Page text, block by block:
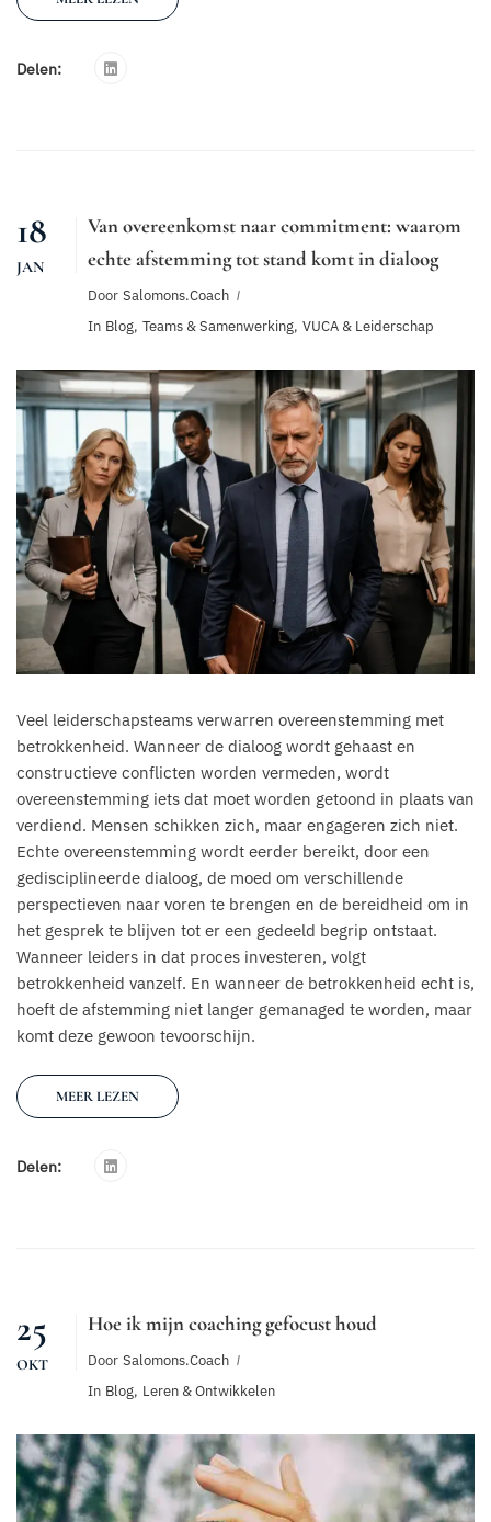
Delen:
18
JAN
Van overeenkomst naar commitment: waarom
echte afstemming tot stand komt in dialoog
Door Salomons.coach
In Blog, Teams & Samenwerking, VUCA & Leiderschap
Veel leiderschapsteams verwarren overeenstemming met
betrokkenheid. Wanneer de dialoog wordt gehaast en
constructieve conflicten worden vermeden, wordt
overeenstemming iets dat moet worden getoond in plaats van
verdiend. Mensen schikken zich, maar engageren zich niet.
Echte overeenstemming wordt eerder bereikt, door een
gedisciplineerde dialoog, de moed om verschillende
perspectieven naar voren te brengen en de bereidheid om in
het gesprek te blijven tot er een gedeeld begrip ontstaat.
Wanneer leiders in dat proces investeren, volgt
betrokkenheid vanzelf. En wanneer de betrokkenheid echt is,
hoeft de afstemming niet langer gemanaged te worden, maar
komt deze gewoon tevoorschijn.
MEER LEZEN
Delen:
25
OKT
Hoe ik mijn coaching gefocust houd
Door Salomons.coach
In Blog, Leren & Ontwikkelen